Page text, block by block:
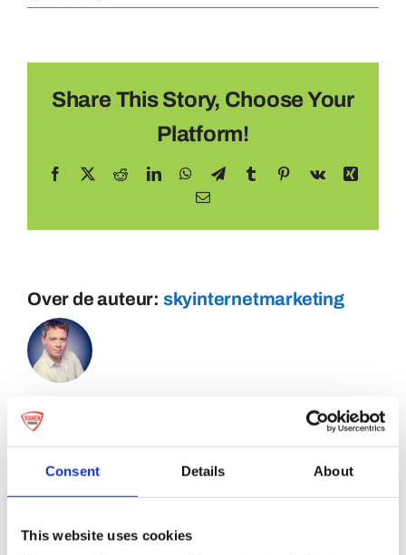
Consent Details About
This website uses cookies
sleutelhanger-
Share This Story, Choose Your
Platform!
Facebook RedditLinkedInWhatsApp
TelegramTumblr Pinterest
Vk
Xing
E-
Over de auteur: skyinternetmarketing